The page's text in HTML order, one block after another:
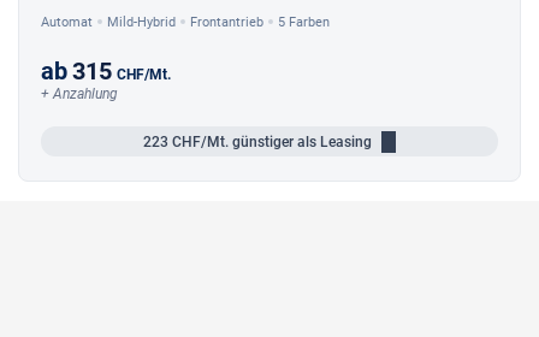
Automat Mild-Hybrid Frontantrieb 5 Farben
ab315 CHF/Mt.
+ Anzahlung
223 CHF/Mt. günstiger als Leasing